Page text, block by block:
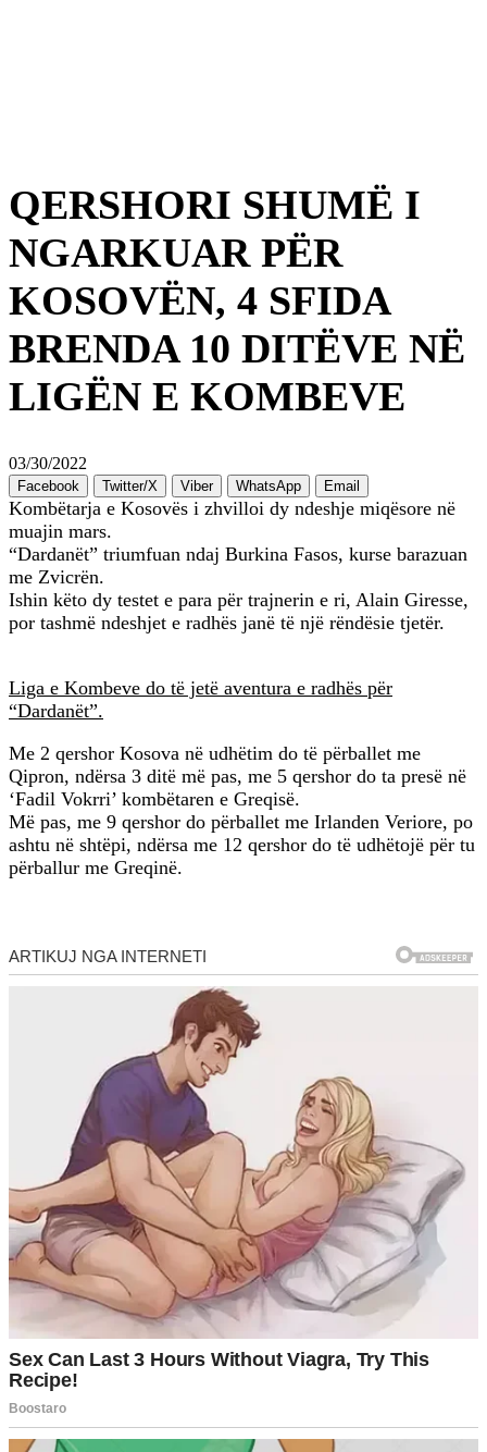
QERSHORI SHUMË I
NGARKUAR PËR
KOSOVËN, 4 SFIDA
BRENDA 10 DITËVE NË
LIGËN E KOMBEVE
03/30/2022
Facebook Twitter/X Viber WhatsApp Email
Kombëtarja e Kosovës i zhvilloi dy ndeshje miqësore në
muajin mars.
“Dardanët” triumfuan ndaj Burkina Fasos, kurse barazuan
me Zvicrën.
Ishin këto dy testet e para për trajnerin e ri, Alain Giresse,
por tashmë ndeshjet e radhës janë të një rëndësie tjetër.
Liga e Kombeve do të jetë aventura e radhës për
“Dardanët”.
Me 2 qershor Kosova në udhëtim do të përballet me
Qipron, ndërsa 3 ditë më pas, me 5 qershor do ta presë në
‘Fadil Vokrri’ kombëtaren e Greqisë.
Më pas, me 9 qershor do përballet me Irlanden Veriore, po
ashtu në shtëpi, ndërsa me 12 qershor do të udhëtojë për tu
përballur me Greqinë.